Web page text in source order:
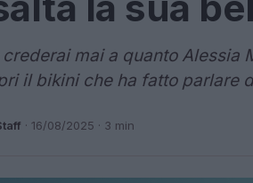
crederai mai a quanto Alessia
il bikini che ha fatto parlare
· 16/08/2025 · 3 min